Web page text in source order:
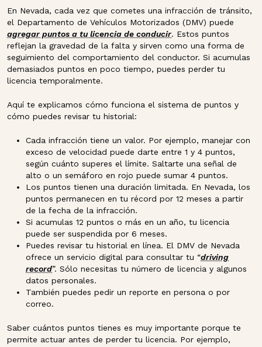
En Nevada, cada vez que cometes una infracción de tránsito,
el Departamento de Vehículos Motorizados (DMV) puede
agregar puntos a tu licencia de conducir. Estos puntos
reflejan la gravedad de la falta y sirven como una forma de
seguimiento del comportamiento del conductor. Si acumulas
demasiados puntos en poco tiempo, puedes perder tu
licencia temporalmente.
Aquí te explicamos cómo funciona el sistema de puntos y
cómo puedes revisar tu historial:
Cada infracción tiene un valor. Por ejemplo, manejar con
exceso de velocidad puede darte entre 1 y 4 puntos,
según cuánto superes el límite. Saltarte una señal de
alto o un semáforo en rojo puede sumar 4 puntos.
Los puntos tienen una duración limitada. En Nevada, los
puntos permanecen en tu récord por 12 meses a partir
de la fecha de la infracción.
Si acumulas 12 puntos o más en un año, tu licencia
puede ser suspendida por 6 meses.
Puedes revisar tu historial en línea. El DMV de Nevada
ofrece un servicio digital para consultar tu “driving
record”. Sólo necesitas tu número de licencia y algunos
datos personales.
También puedes pedir un reporte en persona o por
correo.
Saber cuántos puntos tienes es muy importante porque te
permite actuar antes de perder tu licencia. Por ejemplo,